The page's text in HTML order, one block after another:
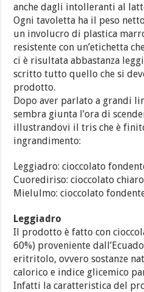
anche dagli intolleranti al
Ogni tavoletta ha il peso
un involucro di plastica
resistente con un’etichetta
ci è risultata abbastanza
scritto tutto quello che si
prodotto.
Dopo aver parlato a grandi
sembra giunta l’ora di
illustrandovi il tris che è
ingrandimento:
Leggiadro: cioccolato
Cuorediriso: cioccolato
Mielulmo: cioccolato
Leggiadro
Il prodotto è fatto con
60%) proveniente
eritritolo, ovvero sostanze
calorico e indice glicemico
Infatti la caratteristica del